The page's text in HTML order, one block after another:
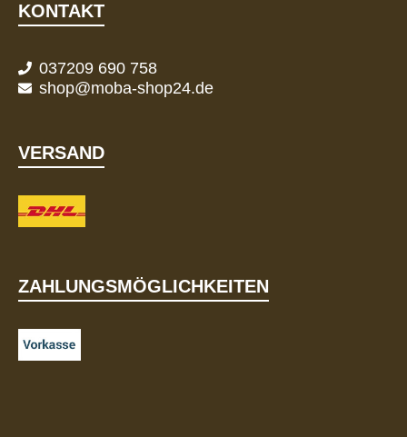
KONTAKT
037209 690 758
shop@moba-shop24.de
VERSAND
ZAHLUNGSMÖGLICHKEITEN